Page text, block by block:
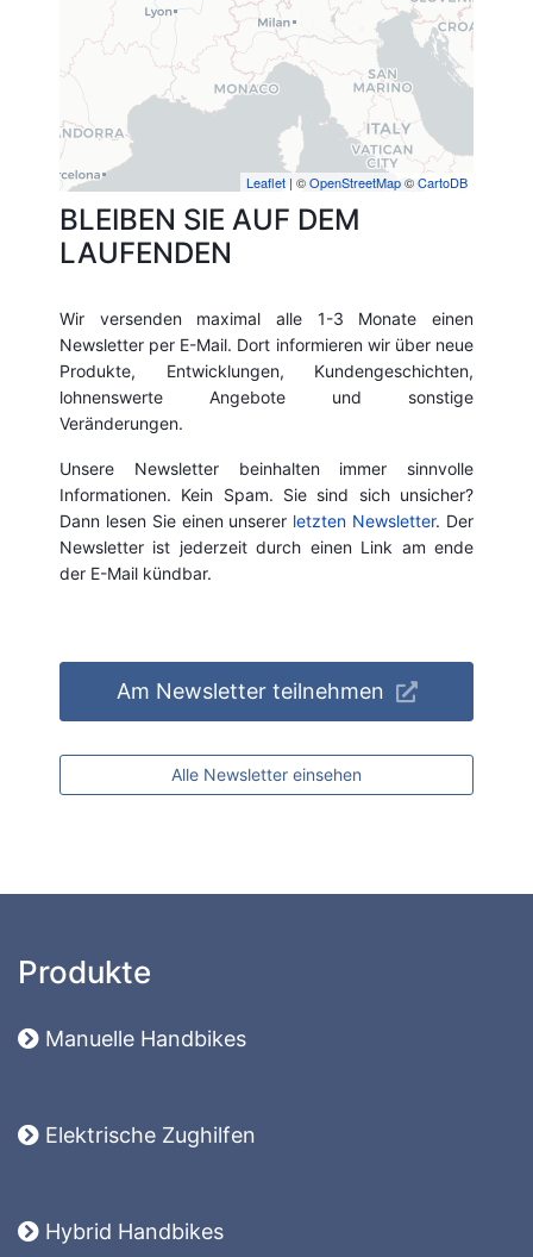
Leaflet | ©OpenStreetMap©CartoDB
BLEIBEN SIE AUF DEM
LAUFENDEN
Wir versenden maximal alle 1-3 Monate einen
Newsletter per E-Mail. Dort informieren wir über neue
Produkte, Entwicklungen, Kundengeschichten,
lohnenswerte Angebote und sonstige
Veränderungen.
Unsere Newsletter beinhalten immer sinnvolle
Informationen. Kein Spam. Sie sind sich unsicher?
Dann lesen Sie einen unserer letzten Newsletter. Der
Newsletter ist jederzeit durch einen Link am ende
der E-Mail kündbar.
Am Newsletter teilnehmen
Alle Newsletter einsehen
Produkte
Manuelle Handbikes
Elektrische Zughilfen
Hybrid Handbikes